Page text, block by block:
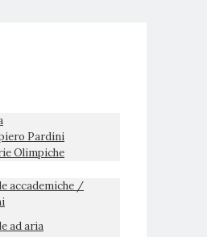
Pardini
Olimpiche
accademiche /
ad aria